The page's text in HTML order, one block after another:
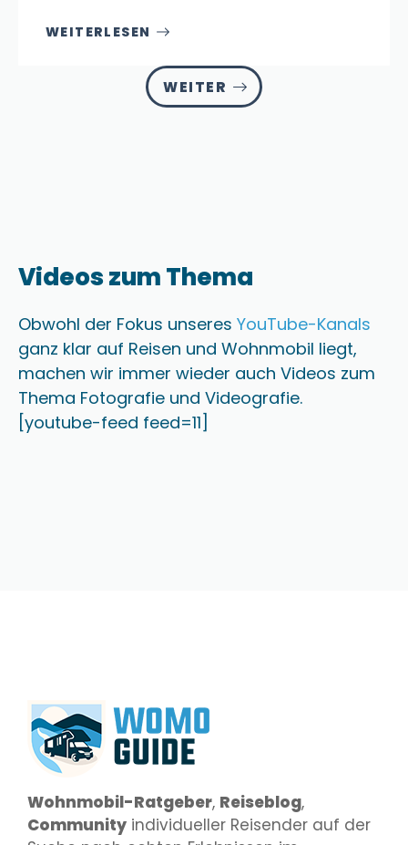
WEITERLESEN
WEITER
Videos zum Thema
Obwohl der Fokus unseres YouTube-Kanals
ganz klar auf Reisen und Wohnmobil liegt,
machen wir immer wieder auch Videos zum
Thema Fotografie und Videografie.
[youtube-feed feed=11]
Wohnmobil-Ratgeber, Reiseblog,
Community individueller Reisender auf der